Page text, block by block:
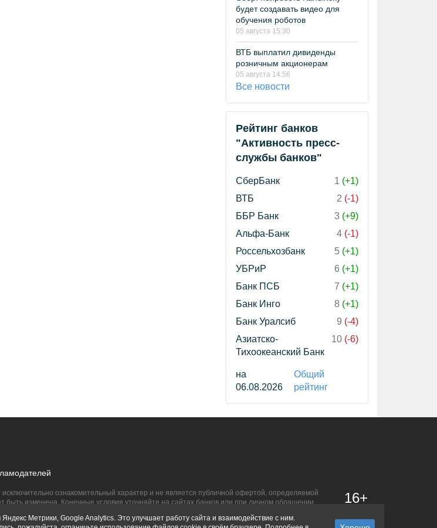
будет создавать видео для
обучения роботов
05 августа 15:30
ВТБ выплатил дивиденды
розничным акционерам
05 августа 14:56
Все новости
Рейтинг банков
"Активность пресс-
службы банков"
СберБанк 1 (+1)
ВТБ
2 (-1)
ББР Банк
3 (+9)
Альфа-Банк
4 (-1)
Россельхозбанк
5 (+1)
УБРиР
6 (+1)
Банк ПСБ
7 (+1)
Банк Инго
8 (+1)
Банк Уралсиб
9 (-4)
Азиатско-
Тихоокеанский Банк
10 (-6)
на
06.08.2026
Общий
рейтинг
ознакомительный характер и не является публичной офертой, определяемой
изменена. Конечные условия уточняйте на сайтах банков или при личном обращении.
16+
Метрики, Google Analytics. Это улучшает работу сайта и взаимодействие с ним.